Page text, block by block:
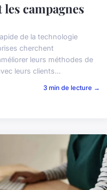
campagnes
de la technologie
cherchent
leurs méthodes de
leurs clients...
3 min de lecture →